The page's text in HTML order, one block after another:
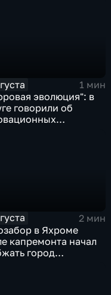
1 мин
эволюция": в
говорили об
2 мин
в Яхроме
капремонта начал
город